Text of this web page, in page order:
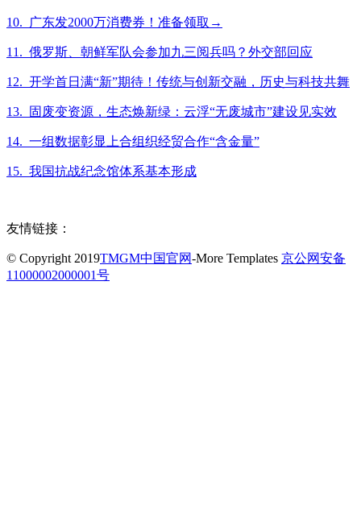
10. 广东发2000万消费券！准备领取→
11. 俄罗斯、朝鲜军队会参加九三阅兵吗？外交部回应
12. 开学首日满“新”期待！传统与创新交融，历史与科技共舞
13. 固废变资源，生态焕新绿：云浮“无废城市”建设见实效
14. 一组数据彰显上合组织经贸合作“含金量”
15. 我国抗战纪念馆体系基本形成
友情链接：
© Copyright 2019TMGM中国官网-More Templates 京公网安备
11000002000001号